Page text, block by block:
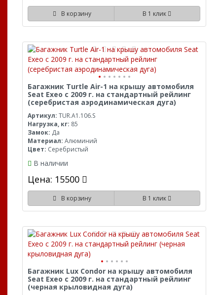
В корзину В 1 клик
Багажник Turtle Air-1 на крышу автомобиля
Seat Exeo с 2009 г. на стандартный рейлинг
(серебристая аэродинамическая дуга)
Артикул: TUR.A1.106.S
Нагрузка, кг: 85
Замок: Да
Материал: Алюминий
Цвет: Серебристый
В наличии
Цена: 15500
В корзину В 1 клик
Багажник Lux Condor на крышу автомобиля
Seat Exeo с 2009 г. на стандартный рейлинг
(черная крыловидная дуга)